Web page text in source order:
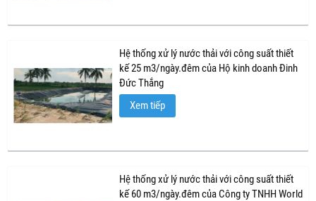
Hệ thống xử lý nước thải với công suất thiết
kế 25 m3/ngày.đêm của Hộ kinh doanh Đinh
Đức Thắng
Xem tiếp
Hệ thống xử lý nước thải với công suất thiết
kế 60 m3/ngày.đêm của Công ty TNHH World